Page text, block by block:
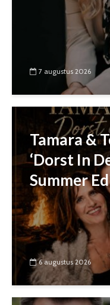
7 augustus 2026
Tamara &
‘Dorst In
Summer
6 augustus 2026